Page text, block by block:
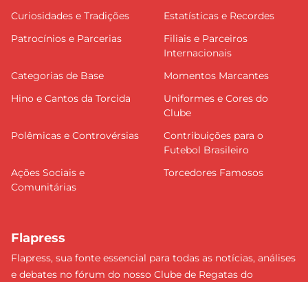
Curiosidades e Tradições
Estatísticas e Recordes
Patrocínios e Parcerias
Filiais e Parceiros
Internacionais
Categorias de Base
Momentos Marcantes
Hino e Cantos da Torcida
Uniformes e Cores do
Clube
Polêmicas e Controvérsias
Contribuições para o
Futebol Brasileiro
Ações Sociais e
Comunitárias
Torcedores Famosos
Flapress
Flapress, sua fonte essencial para todas as notícias, análises
e debates no fórum do nosso Clube de Regatas do